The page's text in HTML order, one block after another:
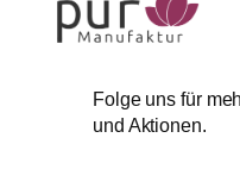
Folge uns für
und Aktionen.